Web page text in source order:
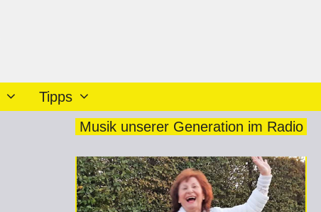
Tipps
Musik unserer Generation im Radio